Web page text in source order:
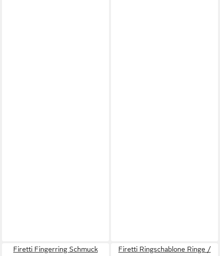
Firetti Fingerring Schmuck
Firetti Ringschablone Ringe /